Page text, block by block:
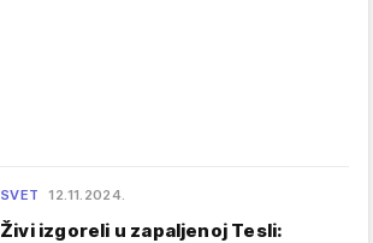
SVET 12.11.2024.
Živi izgoreli u zapaljenoj Tesli: